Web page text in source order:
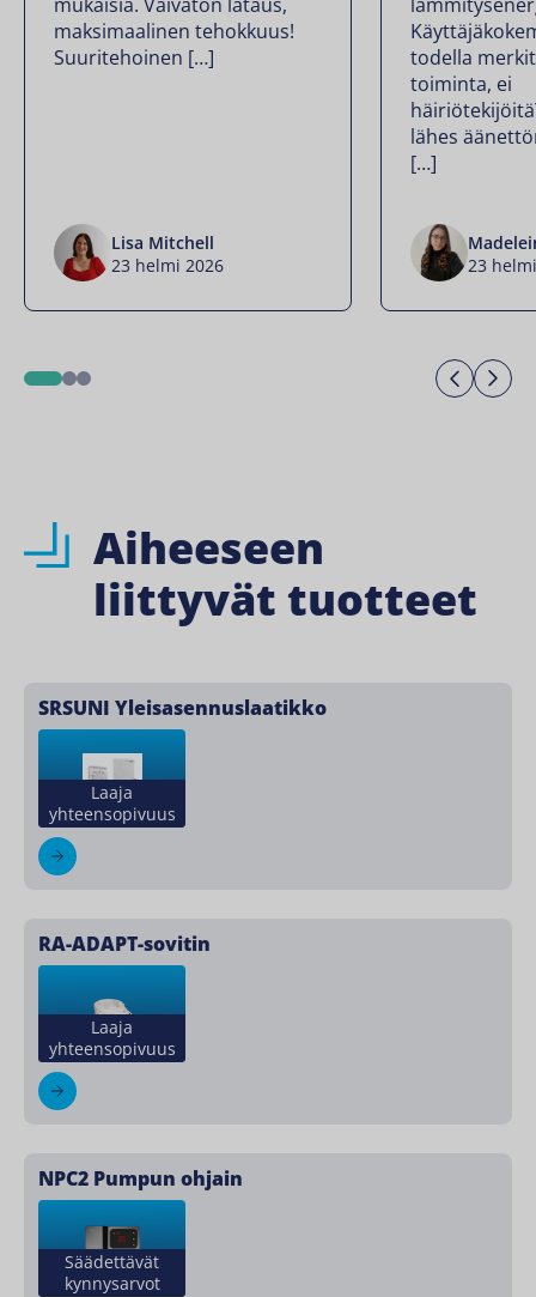
maksimaalinen tehokkuus!
Suuritehoinen […]
Lisa Mitchell
23 helmi 2026
todella
toiminta, ei
lähes
[…]
23
12
Aiheeseen
liittyvät tuotteet
SRSUNI Yleisasennuslaatikko
Laaja
yhteensopivuus
RA-ADAPT-sovitin
Laaja
yhteensopivuus
NPC2 Pumpun ohjain
Säädettävät
kynnysarvot